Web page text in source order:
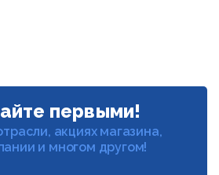
первыми!
акциях магазина,
и многом другом!